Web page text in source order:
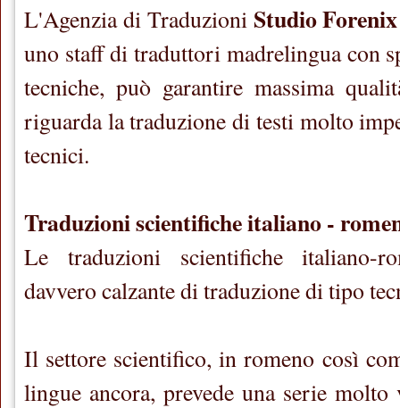
L'Agenzia di Traduzioni Studio Forenix
uno staff di traduttori madrelingua con
tecniche, può garantire massima
riguarda la traduzione di testi molto
tecnici.
Traduzioni scientifiche italiano -
Le traduzioni scientifiche italiano-
davvero calzante di traduzione di tipo
Il settore scientifico, in romeno così
lingue ancora, prevede una serie